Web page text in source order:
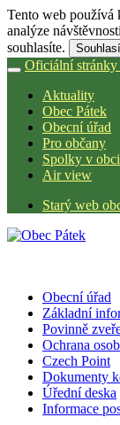
Tento web používá
analýze
souhlasíte.
Oficiální stránky
Aktuality
Obec Pátek
Obecní úřad
Pro občany
Spolky v obci
Air view
Starý web
Obecní úřad
Základní
Povinně
Ochrana
Czech Point
Dokumenty
Úřední deska
Informace